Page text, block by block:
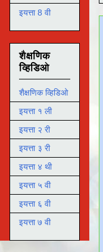
इयत्ता 8 वी
शैक्षणिक
व्हिडिओ
शैक्षणिक व्हिडिओ
इयत्ता १ ली
इयत्ता २ री
इयत्ता ३ री
इयत्ता ४ थी
इयत्ता ५ वी
इयत्ता ६ वी
इयत्ता ७ वी